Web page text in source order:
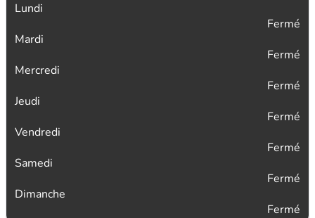
Lundi
Fermé
Mardi
Fermé
Mercredi
Fermé
Jeudi
Fermé
Vendredi
Fermé
Samedi
Fermé
Dimanche
Fermé